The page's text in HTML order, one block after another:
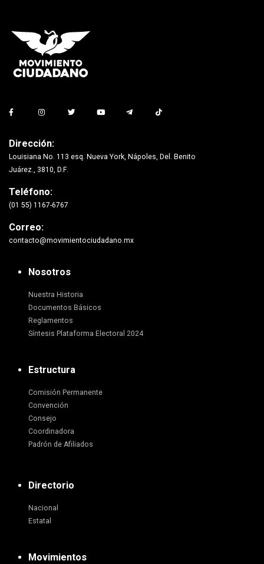
Dirección:
Louisiana No. 113 esq. Nueva York, Nápoles, Del. Benito
Juárez., 3810, D.F.
Teléfono:
(01 55) 1167-6767
Correo:
contacto@movimientociudadano.mx
Nosotros
Nuestra Historia
Documentos Básicos
Reglamentos
Síntesis Plataforma Electoral 2024
Estructura
Comisión Permanente
Convención
Consejo
Coordinadora
Padrón de Afiliados
Directorio
Nacional
Estatal
Movimientos